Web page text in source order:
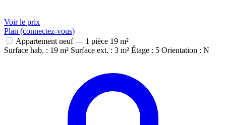
Voir le prix
Plan (connectez-vous)
Appartement neuf — 1 pièce 19 m²
Surface hab. : 19 m² Surface ext. : 3 m² Étage : 5 Orientation : N